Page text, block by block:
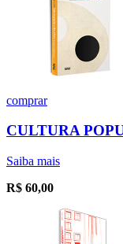
comprar
CULTURA
Saiba mais
R$ 60,00